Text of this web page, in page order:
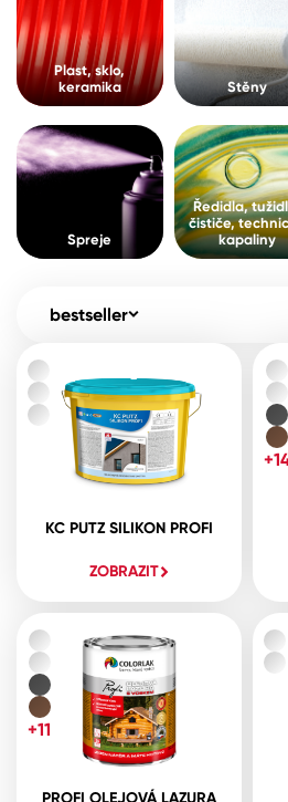
Pro akcionáře O
Kontakty
B2B +420 800
Česko
Slovensko
Spreje
Ředidla, tužidla,
kapaliny
Plast, sklo,
keramika
Stěny
Spreje
Ředidla,
čističe,
kapaliny
bestseller
KC PUTZ SILIKON PROFI
ZOBRAZIT
PROFI OLEJOVÁ LAZURA
+11